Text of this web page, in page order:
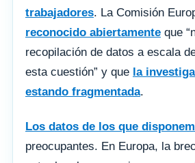
trabajadores. La Comisión
reconocido abiertamente que
recopilación de datos a escala
esta cuestión” y que la
estando fragmentada.
Los datos de los que
preocupantes. En Europa, la